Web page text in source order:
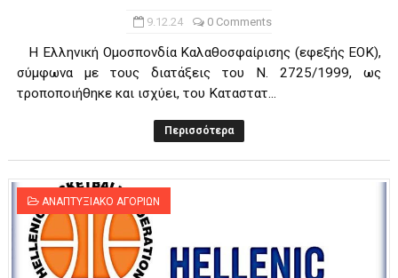
9.12.24 0 Comments
Η Ελληνική Ομοσπονδία Καλαθοσφαίρισης (εφεξής ΕΟΚ),
σύμφωνα με τους διατάξεις του Ν. 2725/1999, ως
τροποποιήθηκε και ισχύει, του Καταστατ...
Περισσότερα
ΑΝΑΠΤΥΞΙΑΚΟ ΑΓΟΡΙΩΝ